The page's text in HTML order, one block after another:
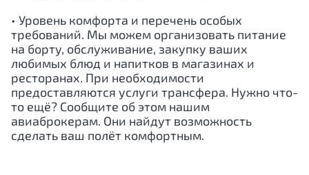
• Уровень комфорта и перечень особых
требований. Мы можем организовать питание
на борту, обслуживание, закупку ваших
любимых блюд и напитков в магазинах и
ресторанах. При необходимости
предоставляются услуги трансфера. Нужно что-
то ещё? Сообщите об этом нашим
авиаброкерам. Они найдут возможность
сделать ваш полёт комфортным.